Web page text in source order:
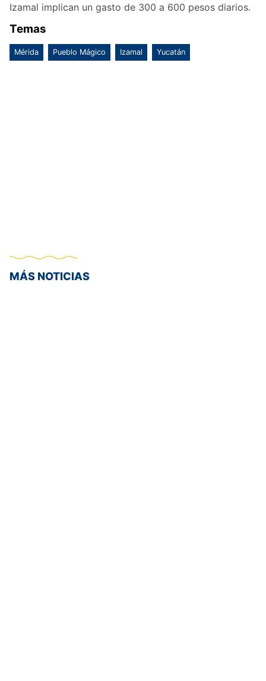
Izamal implican un gasto de 300 a 600 pesos diarios.
Temas
Mérida Pueblo Mágico Izamal Yucatán
MÁS NOTICIAS